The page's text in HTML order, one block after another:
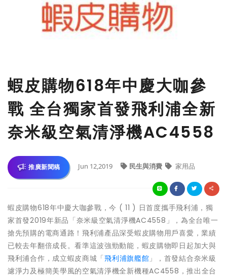
蝦皮購物618年中慶大咖參
戰 全台獨家首發飛利浦全新
奈米級空氣清淨機AC4558
推廣新聞稿 Jun 12,2019 民生與消費 家用品
蝦皮購物618年中慶大咖參戰，今 ( 11 ) 日首度攜手飛利浦，獨
家首發2019年新品「奈米級空氣清淨機AC4558」，為全台唯一
搶先預購的電商通路！飛利浦產品深受蝦皮購物用戶喜愛，業績
已較去年翻倍成長。看準這波強勁動能，蝦皮購物即日起加大與
飛利浦合作，成立蝦皮商城「飛利浦旗艦館」，首發結合奈米級
濾淨力及極簡美學風的空氣清淨機全新機種AC4558，推出全台